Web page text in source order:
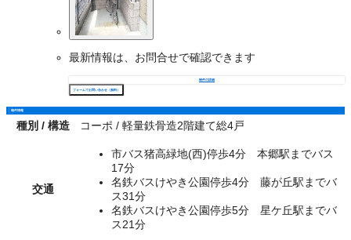
最新情報は、お問合せで確認できます
物件の詳細
フォームでお問い合わせ（無料）
物件情報
種別 / 構造 コーポ / 軽量鉄骨造2階建て総4戸
交通
市バス猪高緑地(西)停歩4分 本郷駅までバス
17分
名鉄バスけやき公園停歩4分 藤が丘駅までバ
ス31分
名鉄バスけやき公園停歩5分 星ケ丘駅までバ
ス21分